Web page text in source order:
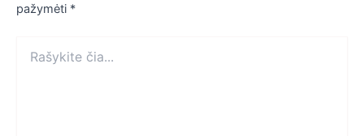
pažymėti *
čia...